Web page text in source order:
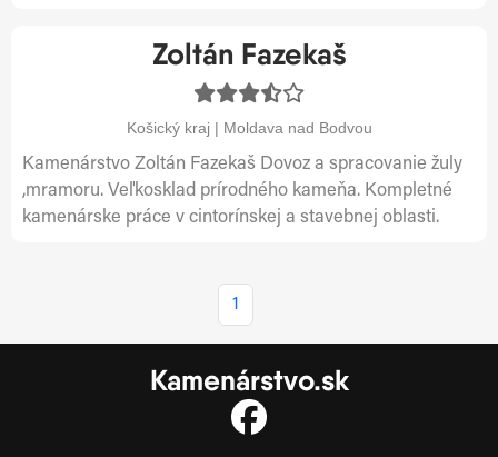
Zoltán Fazekaš
Košický kraj | Moldava nad Bodvou
Kamenárstvo Zoltán Fazekaš Dovoz a spracovanie žuly
,mramoru. Veľkosklad prírodného kameňa. Kompletné
kamenárske práce v cintorínskej a stavebnej oblasti.
1
Kamenárstvo.sk